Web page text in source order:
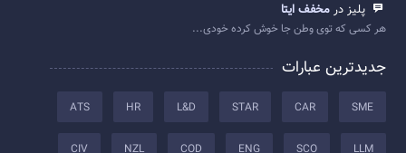
پلیز در مخفف ایتا
هر کسی که توی وطن جا خوش کرده خودی...
جدیدترین عبارات
SME
CAR
STAR
L&D
HR
ATS